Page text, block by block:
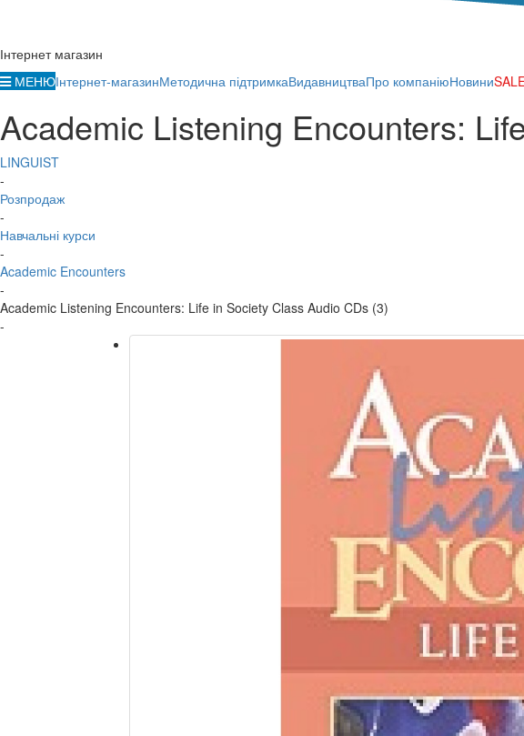
Інтернет магазин
МЕНЮІнтернет-магазинМетодична підтримкаВидавництваПро компаніюНовини
Academic Listening Encounters:
LINGUIST
-
Розпродаж
-
Навчальні курси
-
Academic Encounters
-
Academic Listening Encounters: Life in Society Class Audio CDs (3)
-